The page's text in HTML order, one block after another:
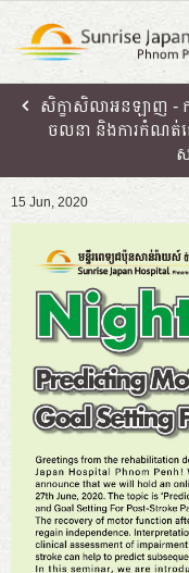
សិក្ខាសិលាអនឡាញ​ - ក
ចលនា និងការកំណត់គ
15 Jun, 2020